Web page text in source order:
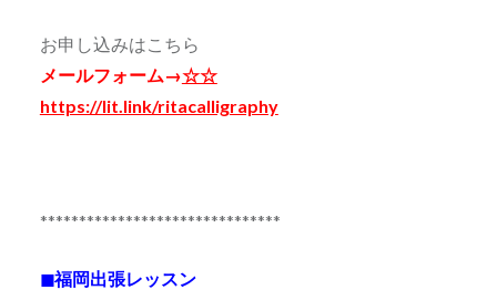
お申し込みはこちら
メールフォーム→☆☆
https://lit.link/ritacalligraphy
*******************************
◼福岡出張レッスン